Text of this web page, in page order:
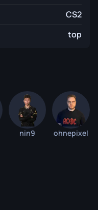
CS2
top
nin9 ohnepixel